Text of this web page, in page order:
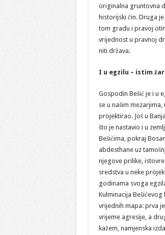
originalna gruntovna
historijski čin. Druga
tom gradu i pravoj
vrijednost u pravnoj
niti država.
I u egzilu – istim
Gospodin Bešić je i u
se u našim
projektirao. Još u
što je nastavio i u
Bešićima, pokraj
abdesthane uz
njegove prilike,
sredstva u neke
godinama svoga
Kulminacija
vrijednih mapa: prva
vrijeme agresije, a
kažem, namjenska